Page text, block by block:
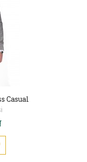
Casual